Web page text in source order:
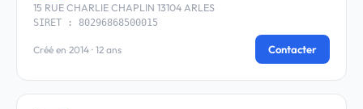
15 RUE CHARLIE CHAPLIN 13104 ARLES
SIRET : 80296868500015
Créé en 2014 · 12 ans Contacter